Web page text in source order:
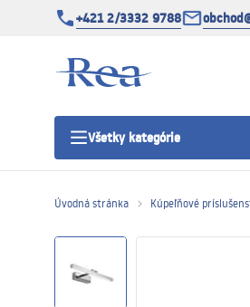
+421 2/3332 9788
Všetky kategórie
Sprchové dvere
Úvodná stránka Kúpeľňové